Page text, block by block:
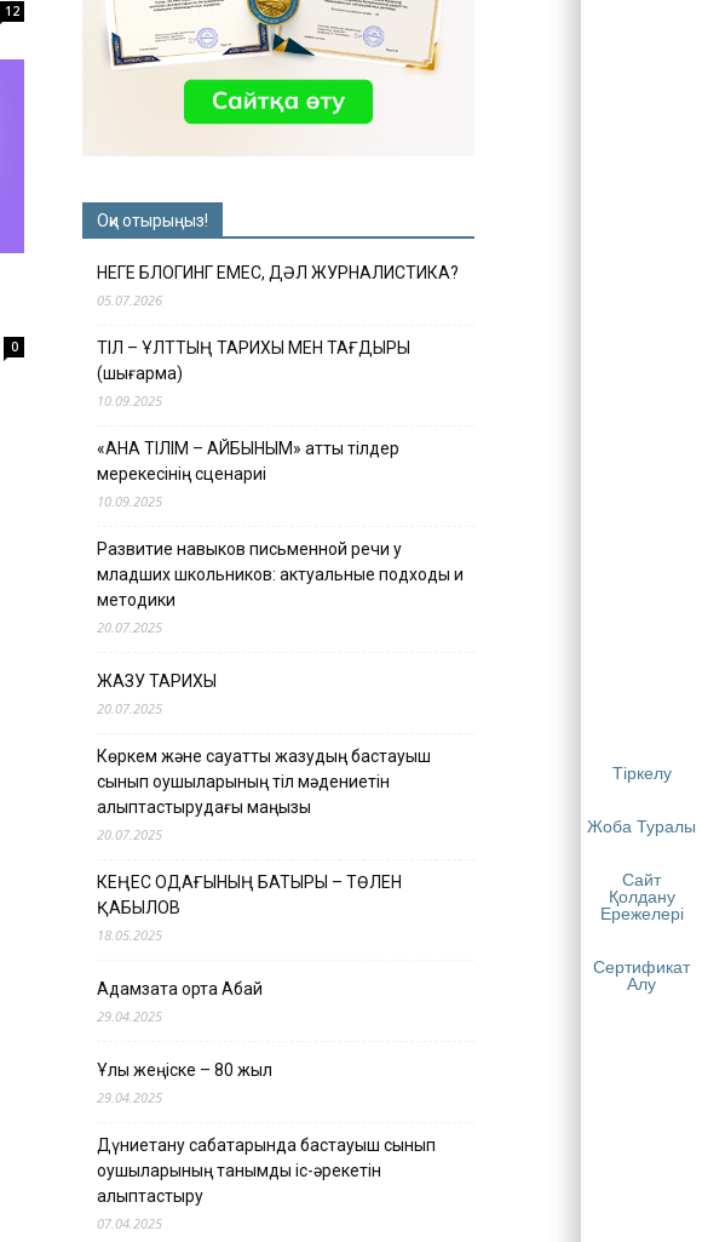
Тіркелу
Жоба Туралы
Сайт
Қолдану
Ережелері
Сертификат
Алу
12
0
Оқи отырыңыз!
НЕГЕ БЛОГИНГ ЕМЕС, ДӘЛ ЖУРНАЛИСТИКА?
05.07.2026
ТІЛ – ҰЛТТЫҢ ТАРИХЫ МЕН ТАҒДЫРЫ
(шығарма)
10.09.2025
«АНА ТІЛІМ – АЙБЫНЫМ» атты тілдер
мерекесінің сценариі
10.09.2025
Развитие навыков письменной речи у
младших школьников: актуальные подходы и
методики
20.07.2025
ЖАЗУ ТАРИХЫ
20.07.2025
Көркем және сауатты жазудың бастауыш
сынып оқушыларының тіл мәдениетін
қалыптастырудағы маңызы
20.07.2025
КЕҢЕС ОДАҒЫНЫҢ БАТЫРЫ – ТӨЛЕН
ҚАБЫЛОВ
18.05.2025
Адамзатқа ортақ Абай
29.04.2025
Ұлы жеңіске – 80 жыл
29.04.2025
Дүниетану сабақтарында бастауыш сынып
оқушыларының танымдық іс-әрекетін
қалыптастыру
07.04.2025